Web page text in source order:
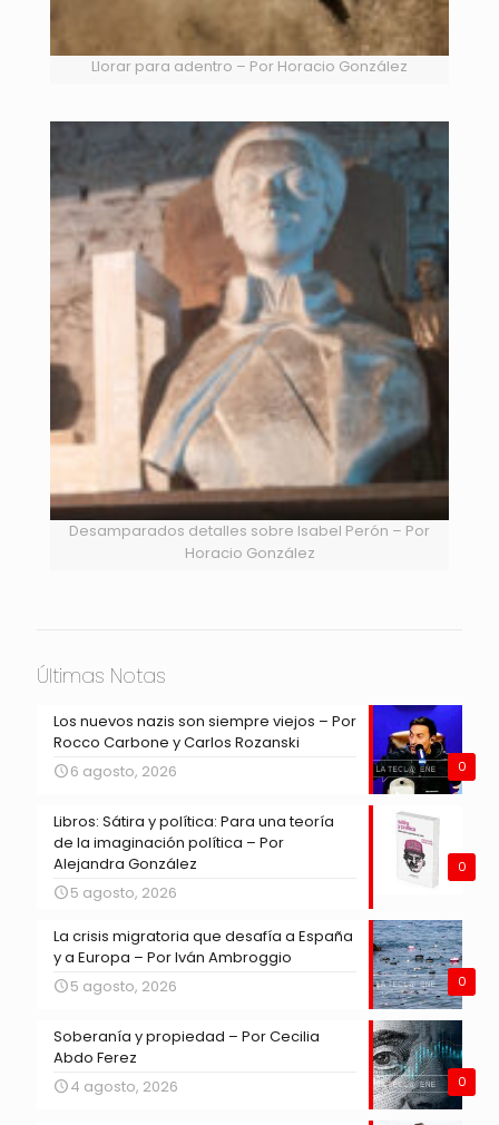
Llorar para adentro – Por Horacio González
Desamparados detalles sobre Isabel Perón – Por
Horacio González
Últimas Notas
0
Los nuevos nazis son siempre viejos – Por
Rocco Carbone y Carlos Rozanski
6 agosto, 2026
0
Libros: Sátira y política: Para una teoría
de la imaginación política – Por
Alejandra González
5 agosto, 2026
0
La crisis migratoria que desafía a España
y a Europa – Por Iván Ambroggio
5 agosto, 2026
0
Soberanía y propiedad – Por Cecilia
Abdo Ferez
4 agosto, 2026